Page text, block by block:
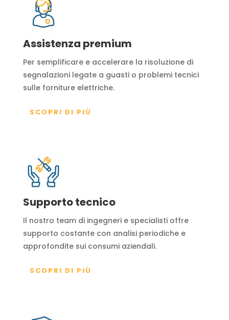
Assistenza premium
Per semplificare e accelerare la risoluzione di
segnalazioni legate a guasti o problemi tecnici
sulle forniture elettriche.
SCOPRI DI PIÙ
Supporto tecnico
Il nostro team di ingegneri e specialisti offre
supporto costante con analisi periodiche e
approfondite sui consumi aziendali.
SCOPRI DI PIÙ